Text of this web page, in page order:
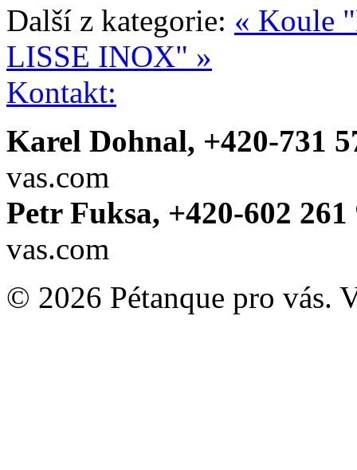
Další z kategorie: « Koule
LISSE INOX" »
Kontakt:
Karel Dohnal, +420-731
vas.com
Petr Fuksa, +420-602 261
vas.com
© 2026 Pétanque pro vás.